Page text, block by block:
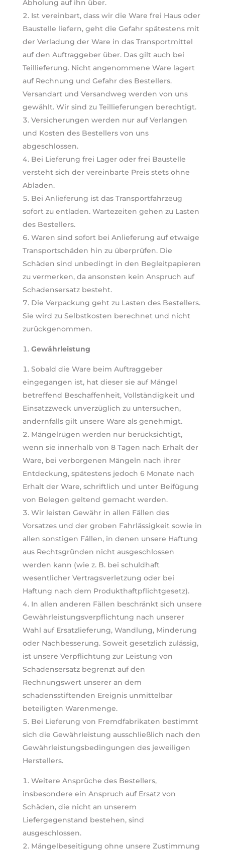
Abholung auf ihn über.
Ist vereinbart, dass wir die Ware frei Haus oder
Baustelle liefern, geht die Gefahr spätestens mit
der Verladung der Ware in das Transportmittel
auf den Auftraggeber über. Das gilt auch bei
Teillieferung. Nicht angenommene Ware lagert
auf Rechnung und Gefahr des Bestellers.
Versandart und Versandweg werden von uns
gewählt. Wir sind zu Teillieferungen berechtigt.
Versicherungen werden nur auf Verlangen
und Kosten des Bestellers von uns
abgeschlossen.
Bei Lieferung frei Lager oder frei Baustelle
versteht sich der vereinbarte Preis stets ohne
Abladen.
Bei Anlieferung ist das Transportfahrzeug
sofort zu entladen. Wartezeiten gehen zu Lasten
des Bestellers.
Waren sind sofort bei Anlieferung auf etwaige
Transportschäden hin zu überprüfen. Die
Schäden sind unbedingt in den Begleitpapieren
zu vermerken, da ansonsten kein Anspruch auf
Schadensersatz besteht.
Die Verpackung geht zu Lasten des Bestellers.
Sie wird zu Selbstkosten berechnet und nicht
zurückgenommen.
Gewährleistung
Sobald die Ware beim Auftraggeber
eingegangen ist, hat dieser sie auf Mängel
betreffend Beschaffenheit, Vollständigkeit und
Einsatzzweck unverzüglich zu untersuchen,
andernfalls gilt unsere Ware als genehmigt.
Mängelrügen werden nur berücksichtigt,
wenn sie innerhalb von 8 Tagen nach Erhalt der
Ware, bei verborgenen Mängeln nach ihrer
Entdeckung, spätestens jedoch 6 Monate nach
Erhalt der Ware, schriftlich und unter Beifügung
von Belegen geltend gemacht werden.
Wir leisten Gewähr in allen Fällen des
Vorsatzes und der groben Fahrlässigkeit sowie in
allen sonstigen Fällen, in denen unsere Haftung
aus Rechtsgründen nicht ausgeschlossen
werden kann (wie z. B. bei schuldhaft
wesentlicher Vertragsverletzung oder bei
Haftung nach dem Produkthaftpflichtgesetz).
In allen anderen Fällen beschränkt sich unsere
Gewährleistungsverpflichtung nach unserer
Wahl auf Ersatzlieferung, Wandlung, Minderung
oder Nachbesserung. Soweit gesetzlich zulässig,
ist unsere Verpflichtung zur Leistung von
Schadensersatz begrenzt auf den
Rechnungswert unserer an dem
schadensstiftenden Ereignis unmittelbar
beteiligten Warenmenge.
Bei Lieferung von Fremdfabrikaten bestimmt
sich die Gewährleistung ausschließlich nach den
Gewährleistungsbedingungen des jeweiligen
Herstellers.
Weitere Ansprüche des Bestellers,
insbesondere ein Anspruch auf Ersatz von
Schäden, die nicht an unserem
Liefergegenstand bestehen, sind
ausgeschlossen.
Mängelbeseitigung ohne unsere Zustimmung